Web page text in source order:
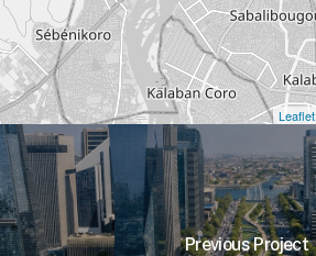
Leaflet
Previous Project